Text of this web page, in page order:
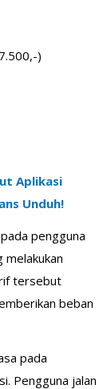
)
Aplikasi
Unduh!
pengguna
tersebut
beban
pada
Pengguna jalan